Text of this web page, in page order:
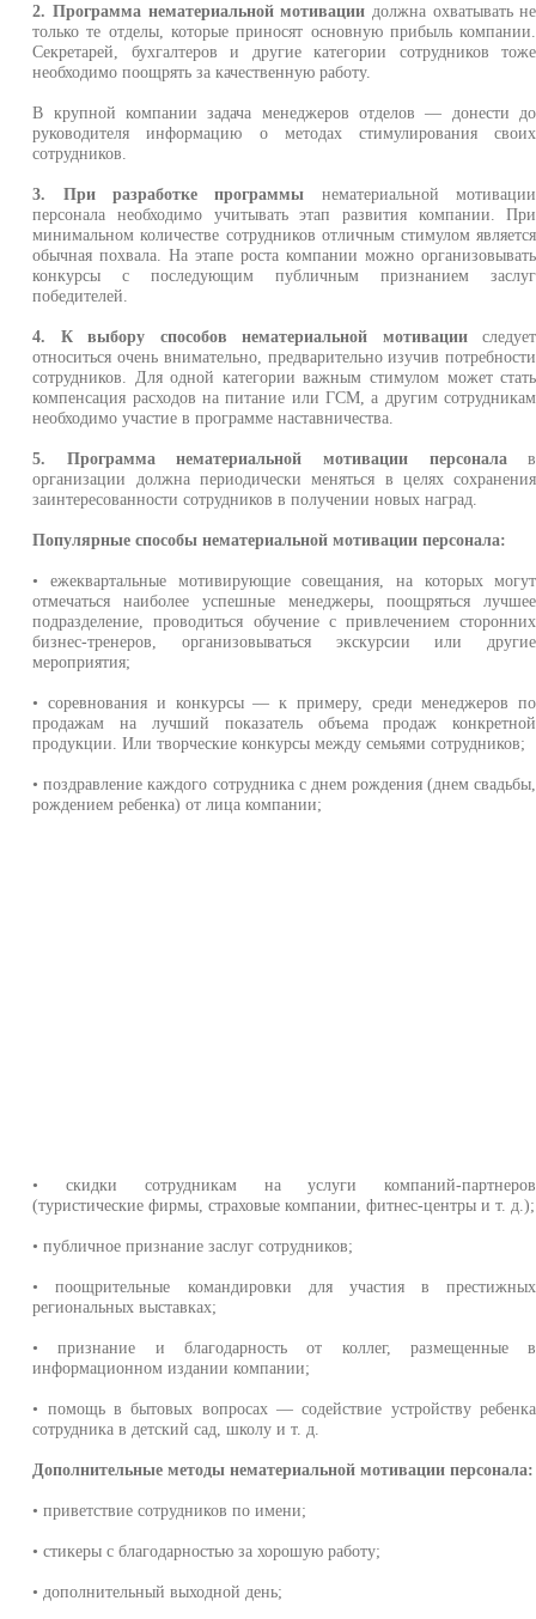
2. Программа нематериальной мотивации должна охватывать не
только те отделы, которые приносят основную прибыль компании.
Секретарей, бухгалтеров и другие категории сотрудников тоже
необходимо поощрять за качественную работу.
В крупной компании задача менеджеров отделов — донести до
руководителя информацию о методах стимулирования своих
сотрудников.
3. При разработке программы нематериальной мотивации
персонала необходимо учитывать этап развития компании. При
минимальном количестве сотрудников отличным стимулом является
обычная похвала. На этапе роста компании можно организовывать
конкурсы с последующим публичным признанием заслуг
победителей.
4. К выбору способов нематериальной мотивацииследует
относиться очень внимательно, предварительно изучив потребности
сотрудников. Для одной категории важным стимулом может стать
компенсация расходов на питание или ГСМ, а другим сотрудникам
необходимо участие в программе наставничества.
5. Программа нематериальной мотивации персонала в
организации должна периодически меняться в целях сохранения
заинтересованности сотрудников в получении новых наград.
Популярные способы нематериальной мотивации персонала:
• ежеквартальные мотивирующие совещания, на которых могут
отмечаться наиболее успешные менеджеры, поощряться лучшее
подразделение, проводиться обучение с привлечением сторонних
бизнес-тренеров, организовываться экскурсии или другие
мероприятия;
• соревнования и конкурсы — к примеру, среди менеджеров по
продажам на лучший показатель объема продаж конкретной
продукции. Или творческие конкурсы между семьями сотрудников;
• поздравление каждого сотрудника с днем рождения (днем свадьбы,
рождением ребенка) от лица компании;
• скидки сотрудникам на услуги компаний-партнеров
(туристические фирмы, страховые компании, фитнес-центры и т. д.);
• публичное признание заслуг сотрудников;
• поощрительные командировки для участия в престижных
региональных выставках;
• признание и благодарность от коллег, размещенные в
информационном издании компании;
• помощь в бытовых вопросах — содействие устройству ребенка
сотрудника в детский сад, школу и т. д.
Дополнительные методы нематериальной мотивации персонала:
• приветствие сотрудников по имени;
• стикеры с благодарностью за хорошую работу;
• дополнительный выходной день;